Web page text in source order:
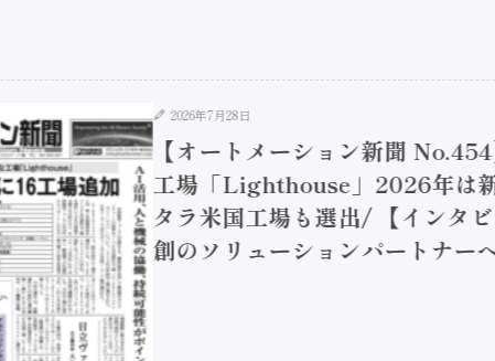
2026年7月28日
【オートメーション新聞 No.454
工場「Lighthouse」2026年は新
タラ米国工場も選出/ 【インタビ
創のソリューションパートナー